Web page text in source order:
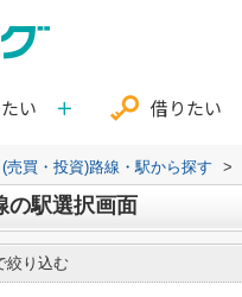
い 借りたい
(売買・投資)路線・駅から探す >
の駅選択画面
り込む